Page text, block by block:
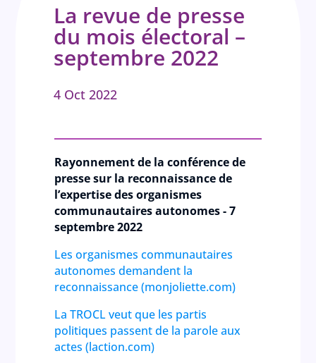
La revue de presse
du mois électoral –
septembre 2022
4 Oct 2022
Rayonnement de la conférence de
presse sur la reconnaissance de
l’expertise des organismes
communautaires autonomes - 7
septembre 2022
Les organismes communautaires
autonomes demandent la
reconnaissance (monjoliette.com)
La TROCL veut que les partis
politiques passent de la parole aux
actes (laction.com)